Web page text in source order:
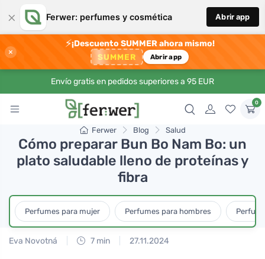
× Ferwer: perfumes y cosmética Abrir app
×
⚡¡Descuento SUMMER ahora mismo!
SUMMER Abrir app
Envío gratis en pedidos superiores a 95 EUR
0
Ferwer Blog Salud
Cómo preparar Bun Bo Nam Bo: un
plato saludable lleno de proteínas y
fibra
Perfumes para mujer Perfumes para hombres
Eva Novotná 7 min 27.11.2024